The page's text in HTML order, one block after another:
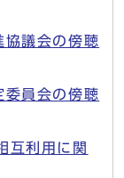
協議会の傍聴
委員会の傍聴
互利用に関